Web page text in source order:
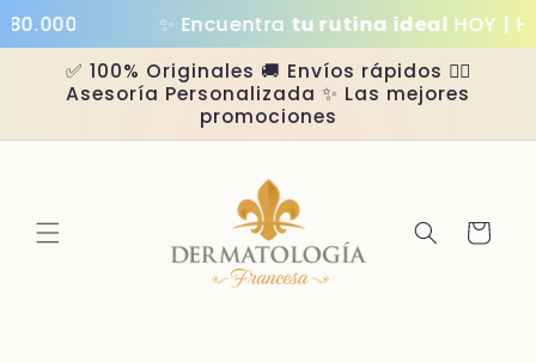
✨ Encuentratu rutina idealHOY |
directamente
al contenido
✅ 100% Originales 🚚 Envíos rápidos 👩‍⚕️
Asesoría Personalizada ✨ Las mejores
promociones
Carrito